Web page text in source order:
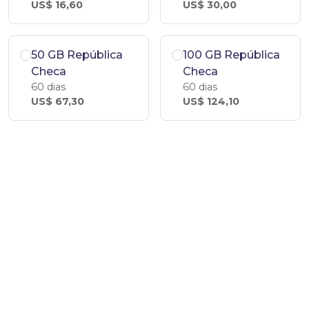
US$ 16,60 US$ 30,00
50 GB República
Checa
60 dias
US$ 67,30
100 GB República
Checa
60 dias
US$ 124,10